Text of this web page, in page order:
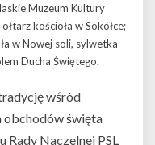
Muzeum Kultury
kościoła w Sokółce;
w Nowej soli, sylwetka
Ducha Świętego.
wśród
obchodów święta
Rady Naczelnej PSL